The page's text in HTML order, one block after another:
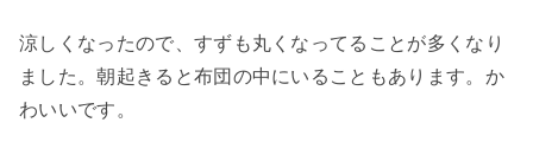
涼しくなったので、すずも丸くなってることが多くなり
ました。朝起きると布団の中にいることもあります。か
わいいです。